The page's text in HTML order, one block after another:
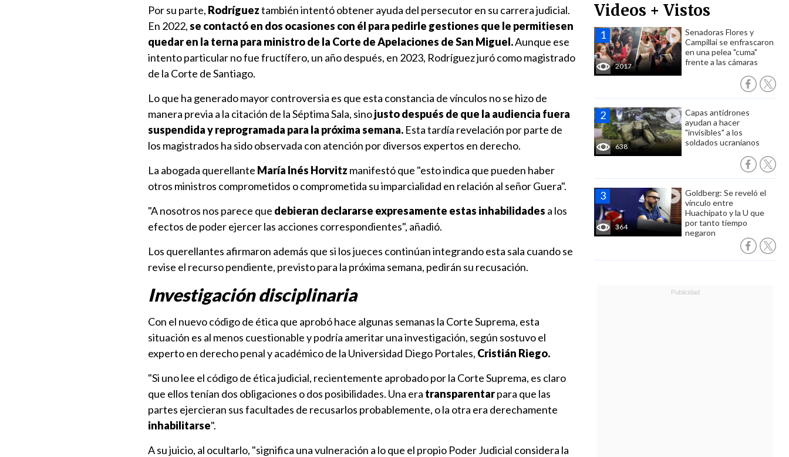
Videos + Vistos
2017
Senadoras Flores y
Campillai se enfrascaron
en una pelea "cuma"
frente a las cámaras
638
Capas antidrones
ayudan a hacer
"invisibles" a los
soldados ucranianos
364
Goldberg: Se reveló el
vínculo entre
Huachipato y la U que
por tanto tiempo
negaron
Por su parte, Rodrígueztambién intentó obtener ayuda del persecutor en su carrera judicial.
En 2022,se contactó en dos ocasiones con él para pedirle gestiones que le permitiesen
quedar en la terna para ministro de la Corte de Apelaciones de San Miguel.Aunque ese
intento particular no fue fructífero, un año después, en 2023, Rodríguez juró como magistrado
de la Corte de Santiago.
Lo que ha generado mayor controversia es que esta constancia de vínculos no se hizo de
manera previa a la citación de la Séptima Sala, sinojusto después de que la audiencia fuera
suspendida y reprogramada para la próxima semana. Esta tardía revelación por parte de
los magistrados ha sido observada con atención por diversos expertos en derecho.
La abogada querellante María Inés Horvitz manifestó que "esto indica que pueden haber
otros ministros comprometidos o comprometida su imparcialidad en relación al señor Guera".
"A nosotros nos parece que debieran declararse expresamente estas inhabilidades a los
efectos de poder ejercer las acciones correspondientes", añadió.
Los querellantes afirmaron además que si los jueces continúan integrando esta sala cuando se
revise el recurso pendiente, previsto para la próxima semana, pedirán su recusación.
Investigación disciplinaria
Con el nuevo código de ética que aprobó hace algunas semanas la Corte Suprema, esta
situación es al menos cuestionable y podría ameritar una investigación, según sostuvo el
experto en derecho penal y académico de la Universidad Diego Portales, Cristián Riego.
"Si uno lee el código de ética judicial, recientemente aprobado por la Corte Suprema, es claro
que ellos tenían dos obligaciones o dos posibilidades. Una era transparentarpara que las
partes ejercieran sus facultades de recusarlos probablemente, o la otra era derechamente
inhabilitarse".
A su juicio, al ocultarlo, "significa una vulneración a lo que el propio Poder Judicial considera la